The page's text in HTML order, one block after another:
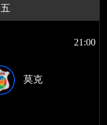
21:00
莫克